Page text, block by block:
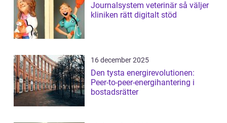
Journalsystem veterinär så väljer
kliniken rätt digitalt stöd
16 december 2025
Den tysta energirevolutionen:
Peer-to-peer-energihantering i
bostadsrätter